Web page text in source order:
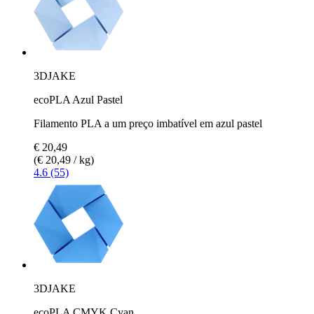
3DJAKE
ecoPLA Azul Pastel
Filamento PLA a um preço imbatível em azul pastel
€ 20,49
(€ 20,49 / kg)
4.6 (55)
3DJAKE